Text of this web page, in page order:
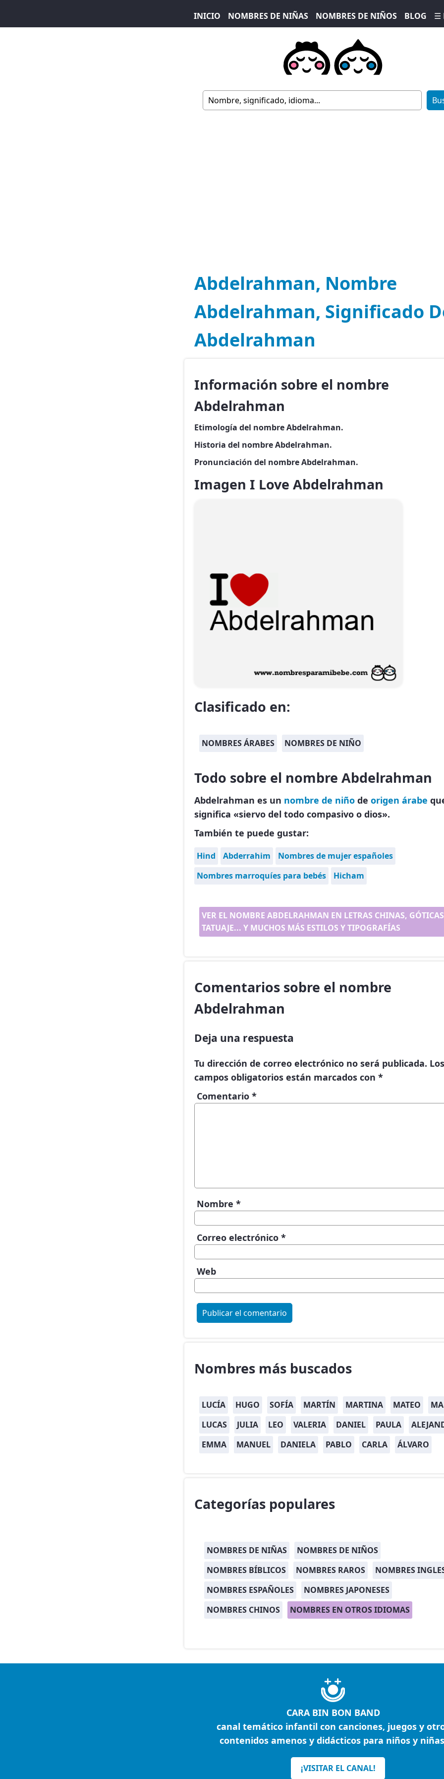
INICIO NOMBRES DE NIÑAS NOMBRES DE NIÑOS BLOG ☰
Abdelrahman, Nombre
Abdelrahman, Significado
Abdelrahman
Información sobre el nombre
Abdelrahman
Etimología del nombre Abdelrahman.
Historia del nombre Abdelrahman.
Pronunciación del nombre Abdelrahman.
Imagen I Love Abdelrahman
Clasificado en:
NOMBRES ÁRABES NOMBRES DE NIÑO
Todo sobre el nombre Abdelrahman
Abdelrahman es un nombre de niño de origen árabe
significa «siervo del todo compasivo o dios».
También te puede gustar:
Hind Abderrahim
Nombres de mujer españoles
Nombres marroquíes para bebés
Hicham
VER EL NOMBRE ABDELRAHMAN EN LETRAS CHINAS,
TATUAJE... Y MUCHOS MÁS ESTILOS Y TIPOGRAFÍAS
Comentarios sobre el nombre
Abdelrahman
Deja una respuesta
Tu dirección de correo electrónico no será publicada. Los
campos obligatorios están marcados con *
Comentario *
Nombre *
Correo electrónico *
Web
Nombres más buscados
LUCÍA HUGO SOFÍA MARTÍN MARTINA MATEO
LUCAS
JULIA LEO VALERIA DANIEL PAULA
EMMA
MANUEL DANIELA PABLO CARLA ÁLVARO
Categorías populares
NOMBRES DE NIÑAS
NOMBRES DE NIÑOS
NOMBRES BÍBLICOS
NOMBRES RAROS
NOMBRES
NOMBRES ESPAÑOLES
NOMBRES JAPONESES
NOMBRES CHINOS
NOMBRES EN OTROS IDIOMAS
CARA BIN BON BAND
canal temático infantil con canciones, juegos y
contenidos amenos y didácticos para niños y
¡VISITAR EL CANAL!